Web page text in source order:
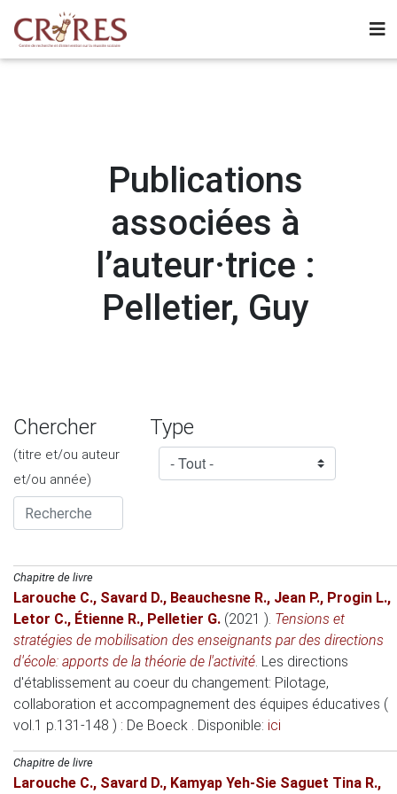
Publications
associées à
l’auteur·trice :
Pelletier, Guy
Chercher
(titre et/ou auteur
et/ou année)
Type
Chapitre de livre
Larouche C., Savard D., Beauchesne R., Jean P., Progin L.,
Letor C., Étienne R., Pelletier G. (2021 ). Tensions et
stratégies de mobilisation des enseignants par des directions
d'école: apports de la théorie de l'activité. Les directions
d'établissement au coeur du changement: Pilotage,
collaboration et accompagnement des équipes éducatives (
vol.1 p.131-148 ) : De Boeck . Disponible: ici
Chapitre de livre
Larouche C., Savard D., Kamyap Yeh-Sie Saguet Tina R.,